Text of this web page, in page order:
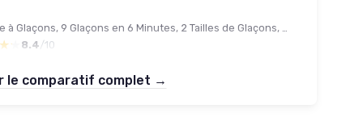
8.4 /10
le comparatif complet →